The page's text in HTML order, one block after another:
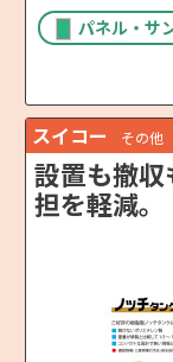
パネル・サ
スイコー その他
設置も撤収
担を軽減。